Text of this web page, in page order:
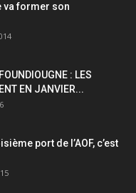
va former son
: LES
EN JANVIER...
port de l’AOF, c’est